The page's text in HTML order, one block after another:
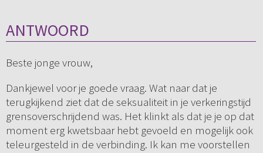
ANTWOORD
Beste jonge vrouw,
Dankjewel voor je goede vraag. Wat naar dat je
terugkijkend ziet dat de seksualiteit in je verkeringstijd
grensoverschrijdend was. Het klinkt als dat je je op dat
moment erg kwetsbaar hebt gevoeld en mogelijk ook
teleurgesteld in de verbinding. Ik kan me voorstellen